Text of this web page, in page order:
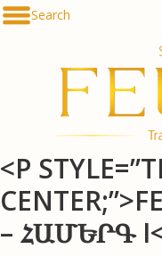
Skip to content
Search
<P
– ՀԱՄԵՐԳ